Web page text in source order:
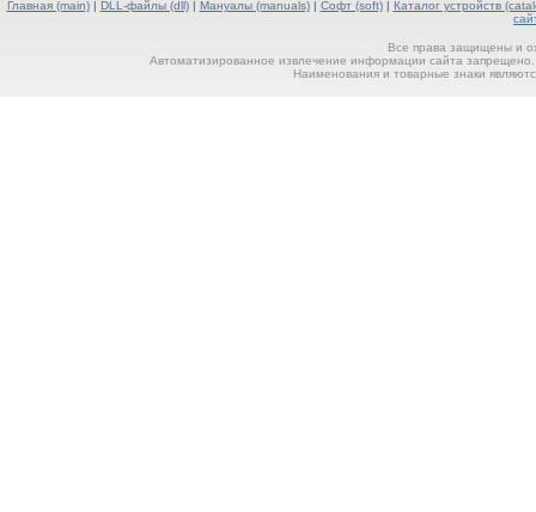
Главная (main)| DLL-файлы (dll)| Мануалы (manuals)| Софт (soft)|
Каталог устройств
Все права защищены и
Автоматизированное извлечение информации сайта
Наименования и товарные знаки